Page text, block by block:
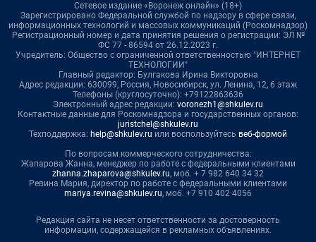
Сетевое издание «Воронеж онлайн» (18+)
Зарегистрировано Федеральной службой по надзору в сфере связи,
информационных технологий и массовых коммуникаций (Роскомнадзор)
Регистрационный номер и дата принятия решения о регистрации: ЭЛ №
ФС 77 - 86594 от 26.12.2023 г.
Учредитель: Общество с ограниченной ответственностью "ИНТЕРНЕТ
ТЕХНОЛОГИИ"
Главный редактор: Булгакова Ирина Викторовна
Адрес редакции: 630099, Россия, Новосибирск, ул. Ленина, 12, 6 этаж
Телефоны (круглосуточно): +79122863636
Электронный адрес редакции: voronezh1@shkulev.ru
Контактные данные для Роскомнадзора и государственных органов:
juristchel@shkulev.ru
Техподдержка: help@shkulev.ru или воспользуйтесь веб-формой
По вопросам коммерческого сотрудничества:
Жапарова Жанна, менеджер по работе с федеральными клиентами
zhanna.zhaparova@shkulev.ru, моб. + 7 982 640 34 32
Ревина Мария, директор по работе с федеральными клиентами
mariya.revina@shkulev.ru, моб. +7 910 402 4056
Редакция сайта не несет ответственности за достоверность
информации, содержащейся в рекламных объявлениях.